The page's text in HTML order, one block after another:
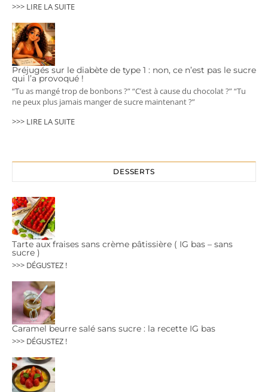
>>> LIRE LA SUITE
Préjugés sur le diabète de type 1 : non, ce n’est pas le sucre
qui l’a provoqué !
“Tu as mangé trop de bonbons ?” “C’est à cause du chocolat ?” “Tu
ne peux plus jamais manger de sucre maintenant ?”
>>> LIRE LA SUITE
DESSERTS
Tarte aux fraises sans crème pâtissière ( IG bas – sans
sucre )
>>> DÉGUSTEZ !
Caramel beurre salé sans sucre : la recette IG bas
>>> DÉGUSTEZ !